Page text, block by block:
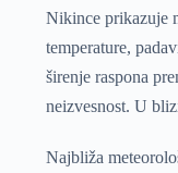
Nikince prikazuje
temperature,
širenje raspona
neizvesnost. U
Najbliža